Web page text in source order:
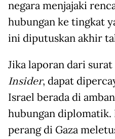
negara menjajaki
hubungan ke tingkat
ini diputuskan akhir
Jika laporan dari
Insider, dapat
Israel berada di
hubungan diplomatik.
perang di Gaza